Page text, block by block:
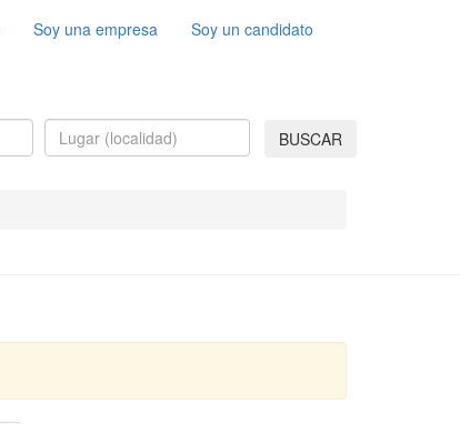
Soy una empresa Soy un candidato
BUSCAR